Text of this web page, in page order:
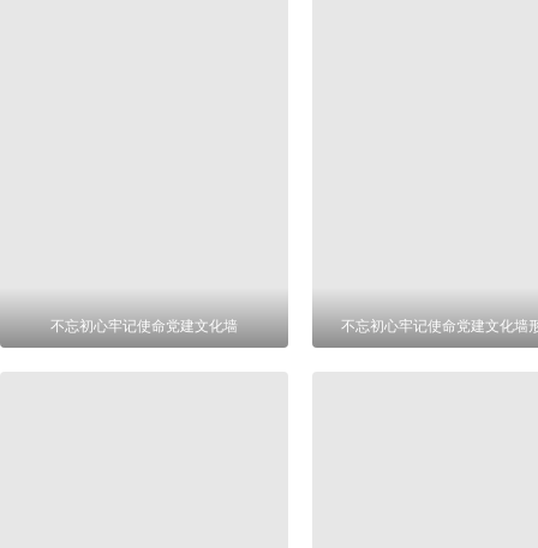
不忘初心牢记使命党建文化墙 不忘初心牢记使命党建文化墙